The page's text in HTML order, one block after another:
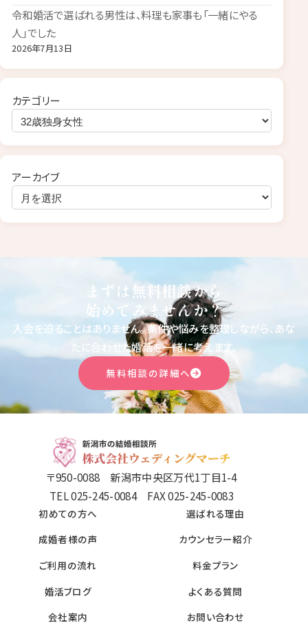
令和婚活で選ばれる男性は、料理も家事も「一緒にやる
人」でした
2026年7月13日
カテゴリー
アーカイブ
まずは無料相談から
始めてみませんか？
入会を迫ることはありません。条件や悩みを整理しながら、あな
たに合わせた婚活を一緒に考えます。
無料相談の詳細へ
〒950-0088 新潟市中央区万代1丁目1-4
TEL 025-245-0084 FAX 025-245-0083
初めての方へ
選ばれる理由
成婚者様の声
カウンセラー紹介
ご利用の流れ
料金プラン
婚活ブログ
よくある質問
会社案内
お問い合わせ